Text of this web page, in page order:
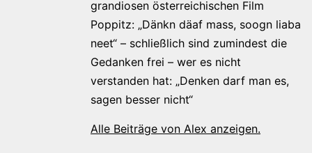
grandiosen österreichischen Film
Poppitz: „Dänkn däaf mass, soogn liaba
neet“ – schließlich sind zumindest die
Gedanken frei – wer es nicht
verstanden hat: „Denken darf man es,
sagen besser nicht“
Alle Beiträge von Alex anzeigen.